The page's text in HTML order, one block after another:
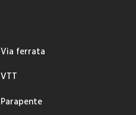
Via ferrata
VTT
Parapente